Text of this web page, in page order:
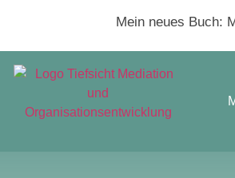
Mein neues Buch: